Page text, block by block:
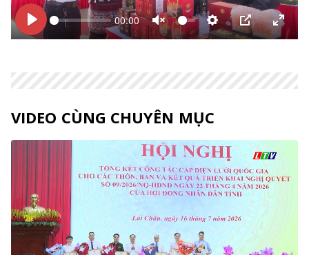
Bắt
00:00
Unmute Thiết PIP
Enter
Bắt
VIDEO CÙNG CHUYÊN MỤC